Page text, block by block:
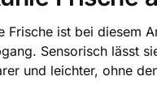
Frische ist bei diesem
Sensorisch lässt
und leichter, ohne